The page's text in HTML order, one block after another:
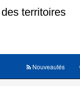
Nouveautés